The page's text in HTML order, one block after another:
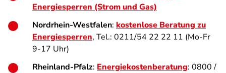
Energiesperren (Strom und Gas)
Nordrhein-Westfalen: kostenlose Beratung zu
Energiesperren, Tel.: 0211/54 22 22 11 (Mo-Fr
9-17 Uhr)
Rheinland-Pfalz: Energiekostenberatung: 0800 /